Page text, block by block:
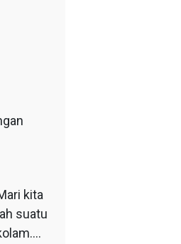
kita
suatu